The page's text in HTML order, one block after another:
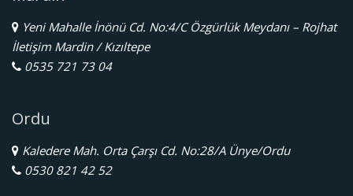
Yeni Mahalle İnönü Cd. No:4/C Özgürlük Meydanı – Rojhat
İletişim Mardin / Kızıltepe
0535 721 73 04
Ordu
Kaledere Mah. Orta Çarşı Cd. No:28/A Ünye/Ordu
0530 821 42 52